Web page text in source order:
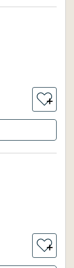
＋
＋